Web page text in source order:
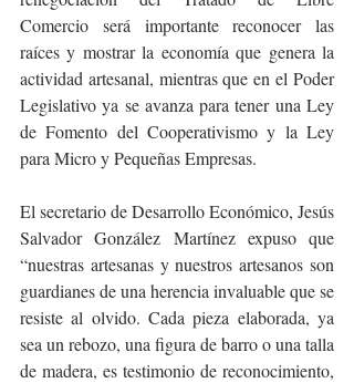
Comercio será importante reconocer las
raíces y mostrar la economía que genera la
actividad artesanal, mientras que en el Poder
Legislativo ya se avanza para tener una Ley
de Fomento del Cooperativismo y la Ley
para Micro y Pequeñas Empresas.
El secretario de Desarrollo Económico, Jesús
Salvador González Martínez expuso que
“nuestras artesanas y nuestros artesanos son
guardianes de una herencia invaluable que se
resiste al olvido. Cada pieza elaborada, ya
sea un rebozo, una figura de barro o una talla
de madera, es testimonio de reconocimiento,